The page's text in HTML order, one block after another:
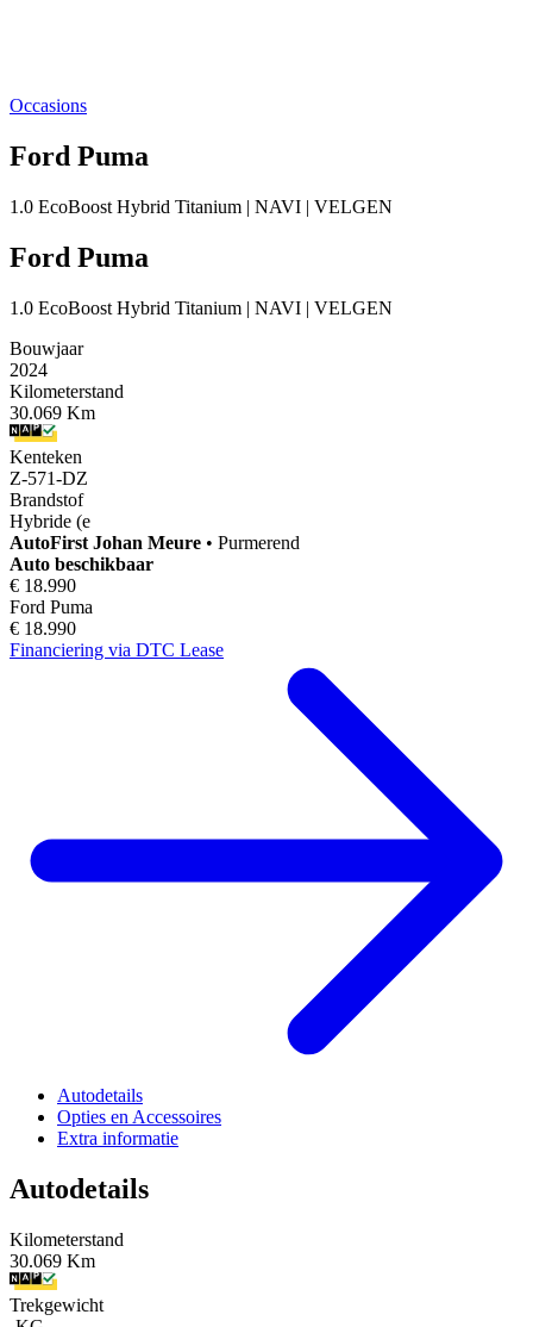
Occasions
Ford Puma
1.0 EcoBoost Hybrid Titanium | NAVI | VELGEN
Ford Puma
1.0 EcoBoost Hybrid Titanium | NAVI | VELGEN
Bouwjaar
2024
Kilometerstand
30.069 Km
Kenteken
Z-571-DZ
Brandstof
Hybride (e
AutoFirst Johan Meure • Purmerend
Auto beschikbaar
€ 18.990
Ford Puma
€ 18.990
Financiering via DTC Lease
Autodetails
Opties en Accessoires
Extra informatie
Autodetails
Kilometerstand
30.069 Km
Trekgewicht